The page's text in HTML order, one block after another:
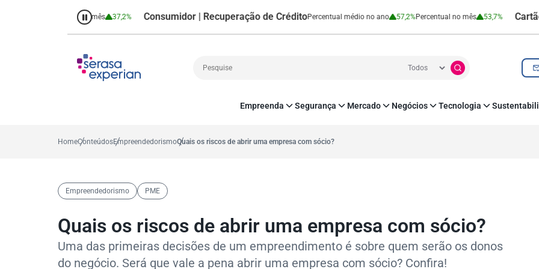
37,2% Consumidor | Recuperação de Crédito Percentual médio no ano 57,2%Percentual no mês 53,7% Cartão de
Empreenda
Crédito
Marketing
Segurança
Proteção de Dados
Mercado
Open Finance
Negócios Tecnologia
HomeConteúdosEmpreendedorismoQuais os riscos de abrir uma empresa com sócio?
Empreendedorismo PME
Quais os riscos de abrir uma empresa com sócio?
Uma das primeiras decisões de um empreendimento é sobre quem serão os donos
do negócio. Será que vale a pena abrir uma empresa com sócio? Confira!